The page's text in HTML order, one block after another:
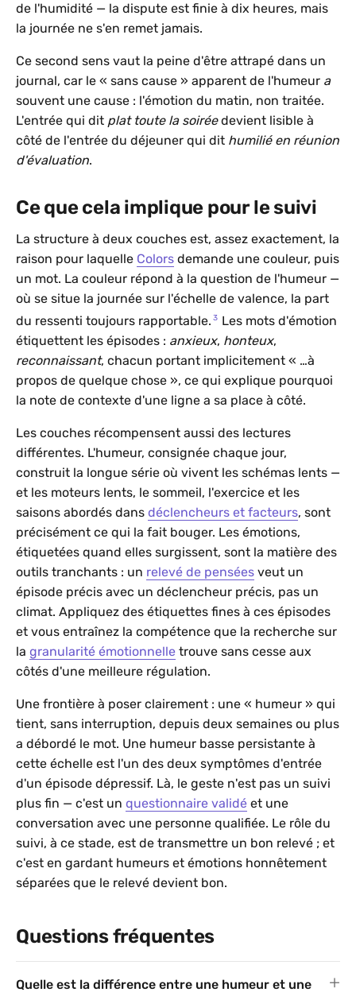
de l'humidité — la dispute est finie à dix heures, mais
la journée ne s'en remet jamais.
Ce second sens vaut la peine d'être attrapé dans un
journal, car le « sans cause » apparent de l'humeur a
souvent une cause : l'émotion du matin, non traitée.
L'entrée qui dit plat toute la soiréedevient lisible à
côté de l'entrée du déjeuner qui dit humilié en réunion
d'évaluation.
Ce que cela implique pour le suivi
La structure à deux couches est, assez exactement, la
raison pour laquelle Colors demande une couleur, puis
un mot. La couleur répond à la question de l'humeur —
où se situe la journée sur l'échelle de valence, la part
du ressenti toujours rapportable. 3 Les mots d'émotion
étiquettent les épisodes : anxieux, honteux,
reconnaissant, chacun portant implicitement « …à
propos de quelque chose », ce qui explique pourquoi
la note de contexte d'une ligne a sa place à côté.
Les couches récompensent aussi des lectures
différentes. L'humeur, consignée chaque jour,
construit la longue série où vivent les schémas lents —
et les moteurs lents, le sommeil, l'exercice et les
saisons abordés dans déclencheurs et facteurs, sont
précisément ce qui la fait bouger. Les émotions,
étiquetées quand elles surgissent, sont la matière des
outils tranchants : un relevé de pensées veut un
épisode précis avec un déclencheur précis, pas un
climat. Appliquez des étiquettes fines à ces épisodes
et vous entraînez la compétence que la recherche sur
la granularité émotionnelle trouve sans cesse aux
côtés d'une meilleure régulation.
Une frontière à poser clairement : une « humeur » qui
tient, sans interruption, depuis deux semaines ou plus
a débordé le mot. Une humeur basse persistante à
cette échelle est l'un des deux symptômes d'entrée
d'un épisode dépressif. Là, le geste n'est pas un suivi
plus fin — c'est un questionnaire validé et une
conversation avec une personne qualifiée. Le rôle du
suivi, à ce stade, est de transmettre un bon relevé ; et
c'est en gardant humeurs et émotions honnêtement
séparées que le relevé devient bon.
Questions fréquentes
Quelle est la différence entre une humeur et une